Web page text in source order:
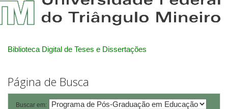
Biblioteca Digital de Teses e Dissertações
Página de Busca
Buscar em: